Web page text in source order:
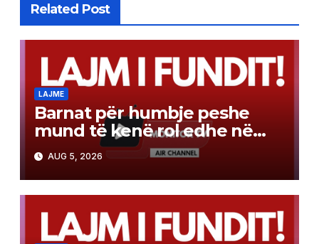
Related Post
LAJME
Barnat për humbje peshe
mund të kenë rol edhe në
luftën kundër kancerit
AUG 5, 2026